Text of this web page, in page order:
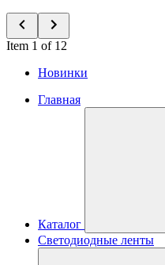
Item 1 of 12
Новинки
Главная
Каталог
Светодиодные ленты